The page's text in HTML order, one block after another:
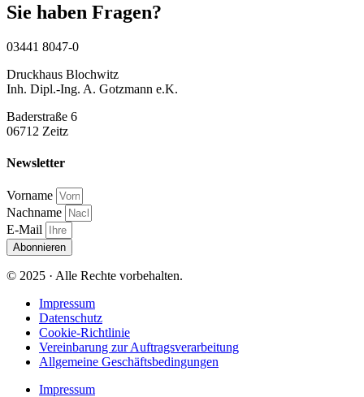
Sie haben Fragen?
03441 8047-0
Druckhaus Blochwitz
Inh. Dipl.-Ing. A. Gotzmann e.K.
Baderstraße 6
06712 Zeitz
Newsletter
Vorname
Nachname
E-Mail
Abonnieren
© 2025 · Alle Rechte vorbehalten.
Impressum
Datenschutz
Cookie-Richtlinie
Vereinbarung zur Auftragsverarbeitung
Allgemeine Geschäftsbedingungen
Impressum